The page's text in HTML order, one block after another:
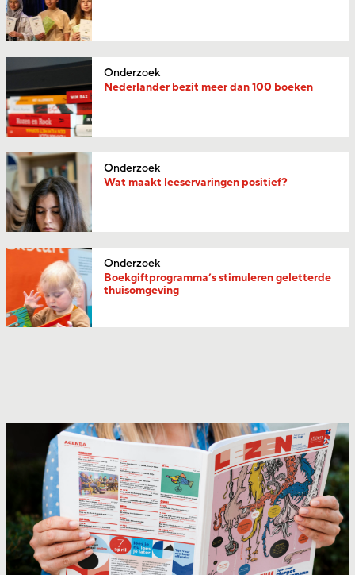
Onderzoek
Nederlander bezit meer dan 100 boeken
Onderzoek
Wat maakt leeservaringen positief?
Onderzoek
Boekgiftprogramma’s stimuleren geletterde
thuisomgeving